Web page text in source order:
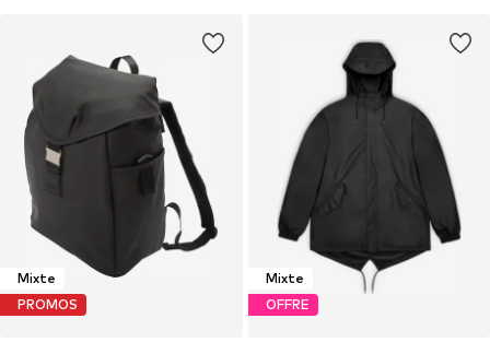
Mixte
PROMOS
Mixte
OFFRE